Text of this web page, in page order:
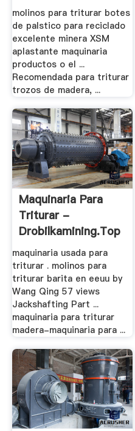
molinos para triturar botes
de palstico para reciclado
excelente minera XSM
aplastante maquinaria
productos o el ...
Recomendada para triturar
trozos de madera, ...
Maquinaria Para
Triturar -
Drobilkamining.top
maquinaria usada para
triturar . molinos para
triturar barita en eeuu by
Wang Qing 57 views
Jackshafting Part ...
maquinaria para triturar
madera-maquinaria para ...